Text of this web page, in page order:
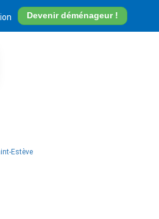
Devenir déménageur !
Estève